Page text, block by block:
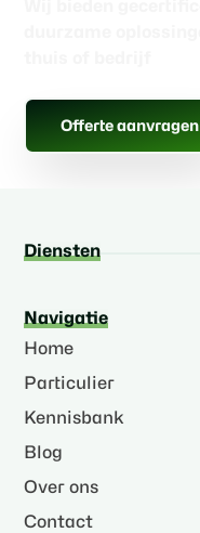
Offerte aanvragen
Diensten
Navigatie
Home
Particulier
Kennisbank
Blog
Over ons
Contact